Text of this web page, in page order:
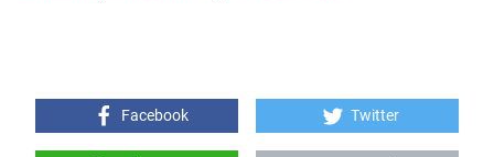
Facebook Twitter